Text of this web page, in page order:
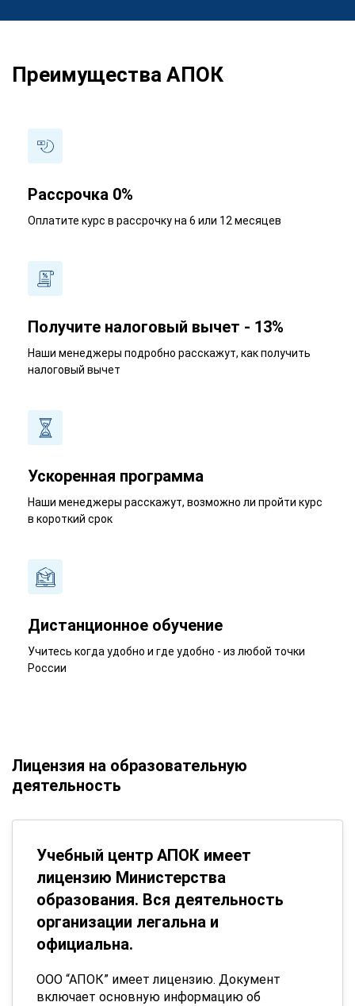
Преимущества АПОК
Рассрочка 0%
Оплатите курс в рассрочку на 6 или 12 месяцев
Получите налоговый вычет - 13%
Наши менеджеры подробно расскажут, как получить
налоговый вычет
Ускоренная программа
Наши менеджеры расскажут, возможно ли пройти курс
в короткий срок
Дистанционное обучение
Учитесь когда удобно и где удобно - из любой точки
России
Лицензия на образовательную
деятельность
Учебный центр АПОК имеет
лицензию Министерства
образования. Вся деятельность
организации легальна и
официальна.
ООО “АПОК” имеет лицензию. Документ
включает основную информацию об